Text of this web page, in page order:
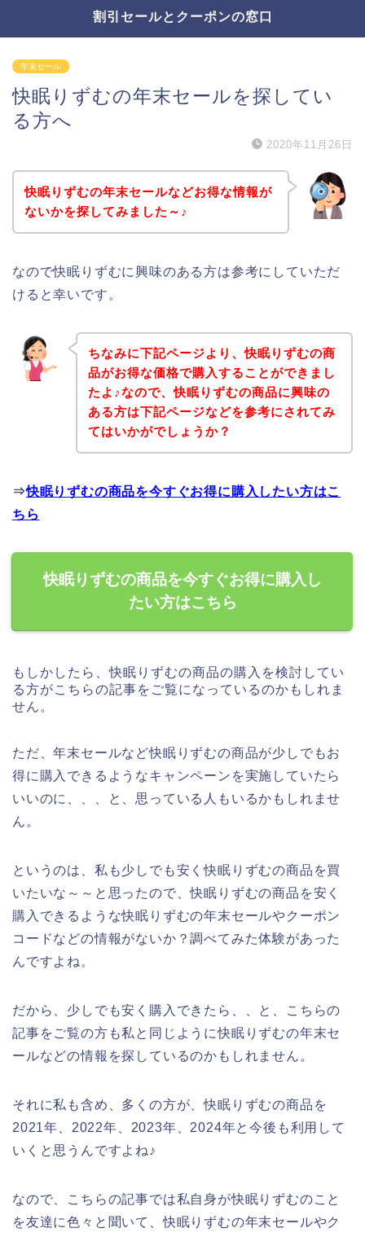
割引セールとクーポンの窓口
年末セール
快眠りずむの年末セールを探してい
る方へ
2020年11月26日
快眠りずむの年末セールなどお得な情報が
ないかを探してみました～♪
なので快眠りずむに興味のある方は参考にしていただ
けると幸いです。
ちなみに下記ページより、快眠りずむの商
品がお得な価格で購入することができまし
たよ♪なので、快眠りずむの商品に興味の
ある方は下記ページなどを参考にされてみ
てはいかがでしょうか？
⇒快眠りずむの商品を今すぐお得に購入したい方はこ
ちら
快眠りずむの商品を今すぐお得に購入し
たい方はこちら
もしかしたら、快眠りずむの商品の購入を検討してい
る方がこちらの記事をご覧になっているのかもしれま
せん。
ただ、年末セールなど快眠りずむの商品が少しでもお
得に購入できるようなキャンペーンを実施していたら
いいのに、、、と、思っている人もいるかもしれませ
ん。
というのは、私も少しでも安く快眠りずむの商品を買
いたいな～～と思ったので、快眠りずむの商品を安く
購入できるような快眠りずむの年末セールやクーポン
コードなどの情報がないか？調べてみた体験があった
んですよね。
だから、少しでも安く購入できたら、、と、こちらの
記事をご覧の方も私と同じように快眠りずむの年末セ
ールなどの情報を探しているのかもしれません。
それに私も含め、多くの方が、快眠りずむの商品を
2021年、2022年、2023年、2024年と今後も利用して
いくと思うんですよね♪
なので、こちらの記事では私自身が快眠りずむのこと
を友達に色々と聞いて、快眠りずむの年末セールやク